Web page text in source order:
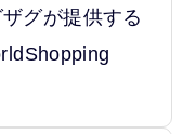
グが提供する